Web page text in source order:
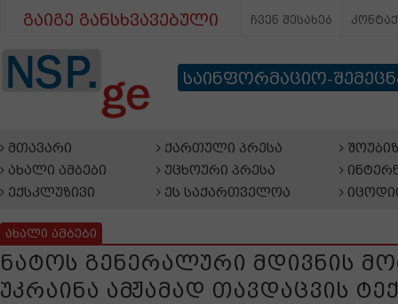
გაიგე განსხვავებული ჩვენ შესახებ
საინფორმაციო-
მთავარი
ახალი ამბები
ექსკლუზივი
ქართული პრესა
უცხოური პრესა
ეს საქართველოა
ახალი ამბები
ნატოს გენერალური მდივნის
უკრაინა ამჟამად თავდაცვის